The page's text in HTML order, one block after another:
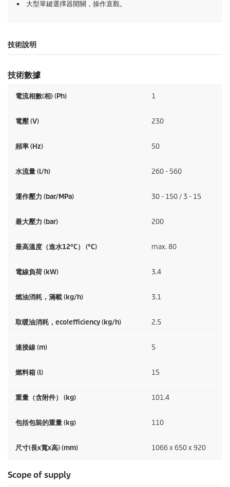
大型單鍵選擇器開關，操作直觀。
技術說明
技術數據
電流相數(相) (Ph) 1
電壓 (V) 230
頻率 (Hz) 50
水流量 (l/h) 260 - 560
運作壓力 (bar/MPa) 30 - 150 / 3 - 15
最大壓力 (bar) 200
最高溫度（進水12°C） (°C) max. 80
電線負荷 (kW) 3.4
燃油消耗，滿載 (kg/h) 3.1
取暖油消耗， eco!efficiency(kg/h) 2.5
連接線 (m) 5
燃料箱 (l) 15
重量（含附件） (kg) 101.4
包括包裝的重量 (kg) 110
尺寸(長x寬x高) (mm) 1066 x 650 x 920
Scope of supply